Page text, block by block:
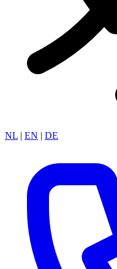
NL | EN | DE